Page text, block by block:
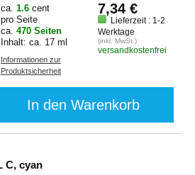
ca. 1.6 cent
pro Seite
ca. 470 Seiten
Inhalt: ca. 17 ml
Informationen zur
Produktsicherheit
7,34 €
Lieferzeit : 1-2
Werktage
(inkl. MwSt.)
versandkostenfrei
In den Warenkorb
Druckerpatrone 29XL C, cyan